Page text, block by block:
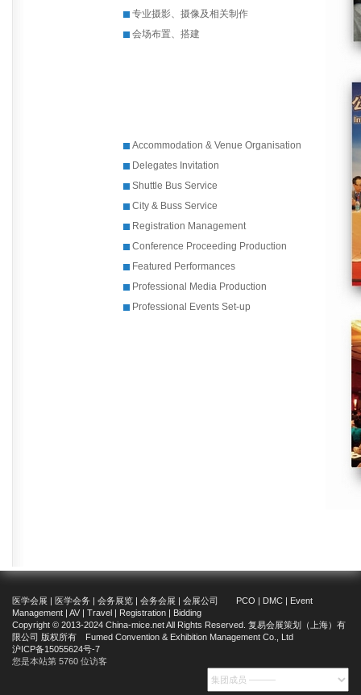
专业摄影、摄像及相关制作
会场布置、搭建
Accommodation & Venue Organisation
Delegates Invitation
Shuttle Bus Service
City & Buss Service
Registration Management
Conference Proceeding Production
Featured Performances
Professional Media Production
Professional Events Set-up
医学会展 | 医学会务 | 会务展览 | 会务会展 | 会展公司 PCO | DMC | Event
Management | AV | Travel | Registration | Bidding
Copyright © 2013-2024 China-mice.net All Rights Reserved. 复易会展策划（上海）有
限公司 版权所有 Fumed Convention & Exhibition Management Co., Ltd
沪ICP备15055624号-7
您是本站第 5760 位访客